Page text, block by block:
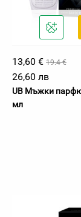
13,60 € 19.4 €
26,60 лв
UB Мъжки
мл